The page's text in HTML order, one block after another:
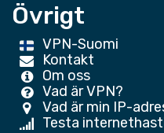
Övrigt
VPN-Suomi
Kontakt
Om oss
Vad är VPN?
Vad är min IP-
Testa